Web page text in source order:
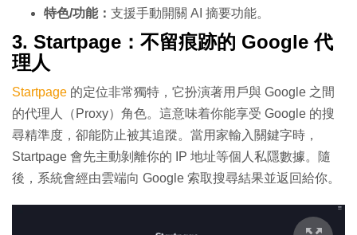
特色/功能： 支援手動開關 AI 摘要功能。
3. Startpage：不留痕跡的 Google 代
理人
Startpage 的定位非常獨特，它扮演著用戶與 Google 之間
的代理人（Proxy）角色。這意味着你能享受 Google 的搜
尋精準度，卻能防止被其追蹤。當用家輸入關鍵字時，
Startpage 會先主動剝離你的 IP 地址等個人私隱數據。隨
後，系統會經由雲端向 Google 索取搜尋結果並返回給你。